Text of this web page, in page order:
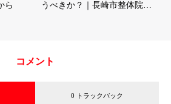
ら
うべきか？｜長崎市整体院…
コメント
0 トラックバック